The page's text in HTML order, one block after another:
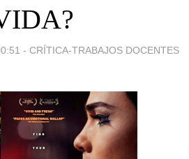
- CRÍTICA-TRABAJOS DOCENTES